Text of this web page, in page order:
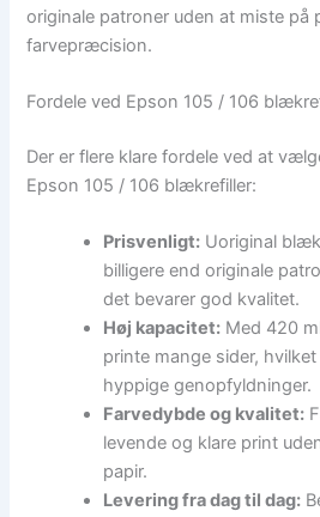
originale patroner uden at miste på
farvepræcision.
Fordele ved Epson 105 / 106
Der er flere klare fordele ved at
Epson 105 / 106 blækrefiller:
Prisvenligt: Uoriginal
billigere end originale
det bevarer god kvalitet.
Høj kapacitet: Med 420
printe mange sider,
hyppige genopfyldninger.
Farvedybde og kvalitet:
levende og klare print
papir.
Levering fra dag til dag: